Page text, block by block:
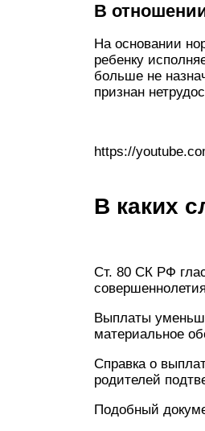
В
На основании
ребенку
больше не
признан
https://
В каких
Ст. 80 СК РФ
Выплаты
материальное
Справка о
родителей
Подобный